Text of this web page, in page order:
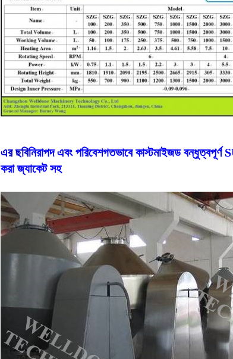
এর ছবিনিরাপদ এবং পরিবেশগতভাবে কাস্টমাইজড
করা জ্যাকেট সহ